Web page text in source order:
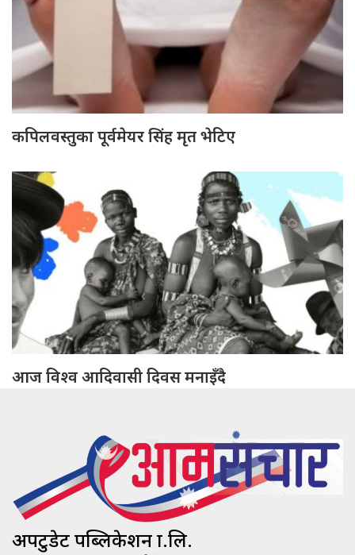
कपिलवस्तुका पूर्वमेयर सिंह मृत भेटिए
आज विश्व आदिवासी दिवस मनाइँदै
अपटुडेट पब्लिकेशन प्रा.लि.